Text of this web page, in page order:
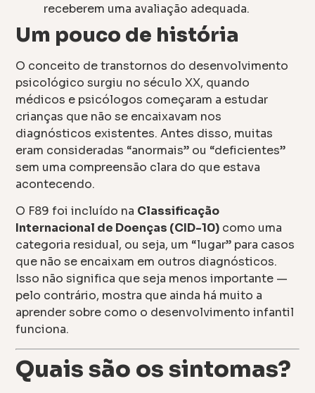
receberem uma avaliação adequada.
Um pouco de história
O conceito de transtornos do desenvolvimento
psicológico surgiu no século XX, quando
médicos e psicólogos começaram a estudar
crianças que não se encaixavam nos
diagnósticos existentes. Antes disso, muitas
eram consideradas “anormais” ou “deficientes”
sem uma compreensão clara do que estava
acontecendo.
O F89 foi incluído na Classificação
Internacional de Doenças (CID-10) como uma
categoria residual, ou seja, um “lugar” para casos
que não se encaixam em outros diagnósticos.
Isso não significa que seja menos importante —
pelo contrário, mostra que ainda há muito a
aprender sobre como o desenvolvimento infantil
funciona.
Quais são os sintomas?